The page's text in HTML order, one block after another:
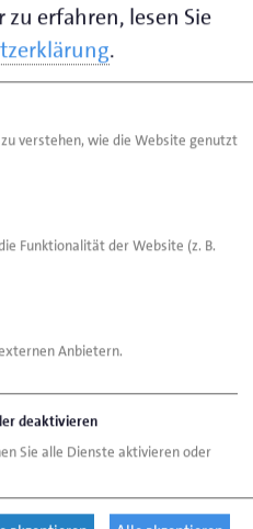
zu erfahren, lesen Sie
.
verstehen, wie die Website genutzt
Funktionalität der Website (z. B.
Anbietern.
deaktivieren
Sie alle Dienste aktivieren oder